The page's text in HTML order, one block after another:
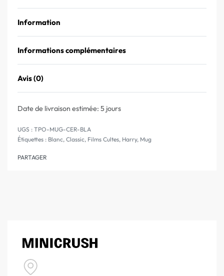
Information
Informations complémentaires
Avis (0)
Date de livraison estimée: 5 jours
TPO-MUG-CER-BLA
Étiquettes : Blanc, Classic, Films Cultes, Harry, Mug
PARTAGER